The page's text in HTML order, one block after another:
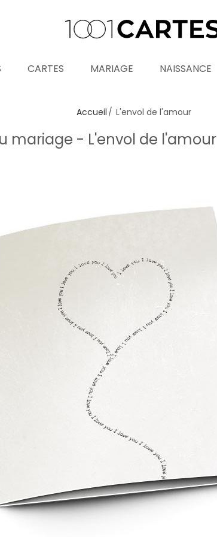
CARTES MARIAGE NAISSANCE
SE CONNECTER
Accueil L'envol de l'amour
mariage - L'envol de l'amour